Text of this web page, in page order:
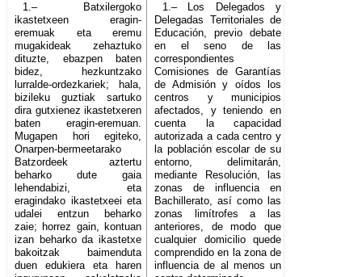
1.– Batxilergoko
ikastetxeen eragin-
eremuak eta eremu
mugakideak zehaztuko
dituzte, ebazpen baten
bidez, hezkuntzako
lurralde-ordezkariek; hala,
bizileku guztiak sartuko
dira gutxienez ikastetxeren
baten eragin-eremuan.
Mugapen hori egiteko,
Onarpen-bermeetarako
Batzordeek aztertu
beharko dute gaia
lehendabizi, eta
eragindako ikastetxeei eta
udalei entzun beharko
zaie; horrez gain, kontuan
izan beharko da ikastetxe
bakoitzak baimenduta
duen edukiera eta haren
1.– Los Delegados y
Delegadas Territoriales de
Educación, previo debate
en el seno de las
correspondientes
Comisiones de Garantías
de Admisión y oídos los
centros y municipios
afectados, y teniendo en
cuenta la capacidad
autorizada a cada centro y
la población escolar de su
entorno, delimitarán,
mediante Resolución, las
zonas de influencia en
Bachillerato, así como las
zonas limítrofes a las
anteriores, de modo que
cualquier domicilio quede
comprendido en la zona de
influencia de al menos un